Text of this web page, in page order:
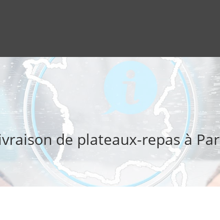
de plateaux-repas à